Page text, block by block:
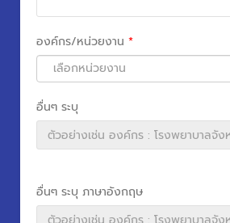
องค์กร/หน่วยงาน *
เลือกหน่วยงาน
อื่นๆ ระบุ
อื่นๆ ระบุ ภาษาอังกฤษ